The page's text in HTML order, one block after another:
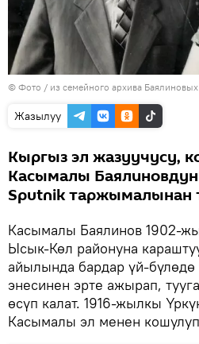
© Фото / из семейного архива Баялиновых
Жазылуу
Кыргыз эл жазуучусу,
Касымалы
Sputnik
Касымалы Баялинов 1902-
Ысык-Көл районуна
айылында бардар үй-бүлөдө
энесинен эрте ажырап,
өсүп калат. 1916-жылкы
Касымалы эл менен